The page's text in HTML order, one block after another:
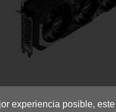
experiencia posible, este